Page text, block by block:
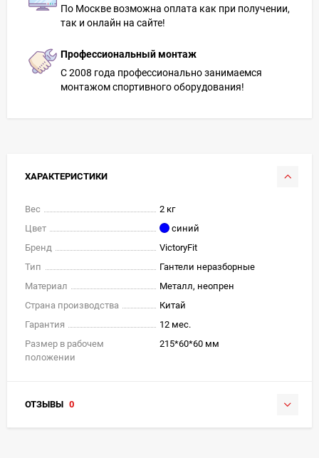
По Москве возможна оплата как при получении,
так и онлайн на сайте!
Профессиональный монтаж
С 2008 года профессионально занимаемся
монтажом спортивного оборудования!
ХАРАКТЕРИСТИКИ
Вес
2 кг
Цвет
синий
Бренд
VictoryFit
Тип
Гантели неразборные
Материал
Металл, неопрен
Страна производства
Китай
Гарантия
12 мес.
Размер в рабочем
положении
215*60*60 мм
ОТЗЫВЫ 0